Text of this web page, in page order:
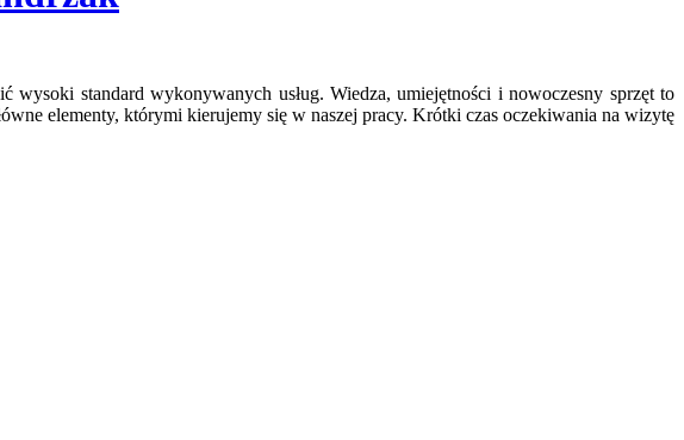
standard wykonywanych usług. Wiedza, umiejętności i nowoczesny sprzęt to
elementy, którymi kierujemy się w naszej pracy. Krótki czas oczekiwania na wizytę